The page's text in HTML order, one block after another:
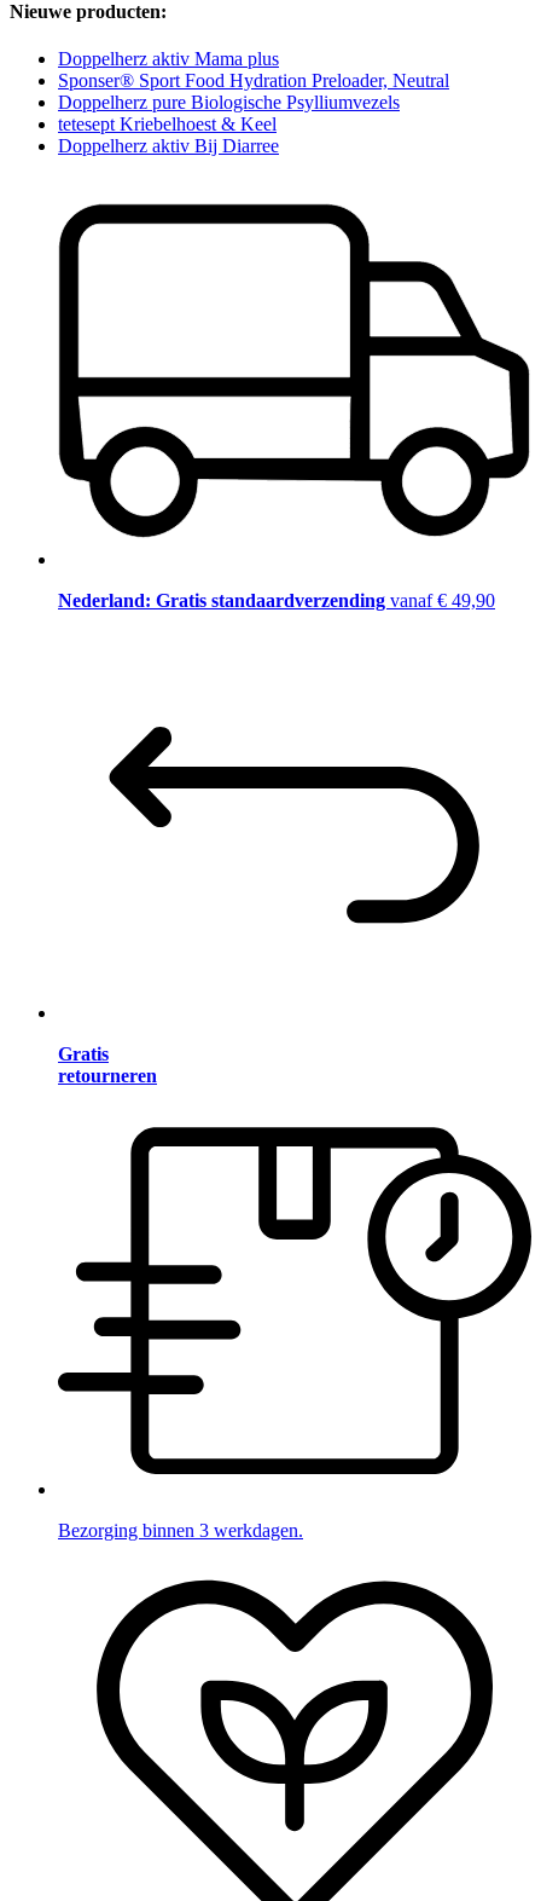
Nieuwe producten:
Doppelherz aktiv Mama plus
Sponser® Sport Food Hydration Preloader, Neutral
Doppelherz pure Biologische Psylliumvezels
tetesept Kriebelhoest & Keel
Doppelherz aktiv Bij Diarree
Nederland: Gratis standaardverzending vanaf € 49,90
Gratis
retourneren
Bezorging binnen 3 werkdagen.